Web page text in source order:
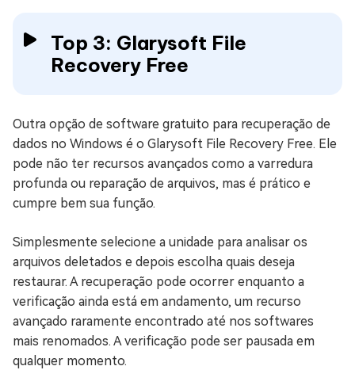
Top 3: Glarysoft File
Recovery Free
Outra opção de software gratuito para recuperação de
dados no Windows é o Glarysoft File Recovery Free. Ele
pode não ter recursos avançados como a varredura
profunda ou reparação de arquivos, mas é prático e
cumpre bem sua função.
Simplesmente selecione a unidade para analisar os
arquivos deletados e depois escolha quais deseja
restaurar. A recuperação pode ocorrer enquanto a
verificação ainda está em andamento, um recurso
avançado raramente encontrado até nos softwares
mais renomados. A verificação pode ser pausada em
qualquer momento.